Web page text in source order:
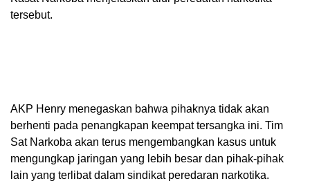
tersebut.
AKP Henry menegaskan bahwa pihaknya tidak akan
berhenti pada penangkapan keempat tersangka ini. Tim
Sat Narkoba akan terus mengembangkan kasus untuk
mengungkap jaringan yang lebih besar dan pihak-pihak
lain yang terlibat dalam sindikat peredaran narkotika.